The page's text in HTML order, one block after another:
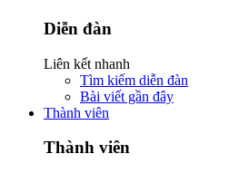
Diễn đàn
Liên kết nhanh
Tìm kiếm diễn đàn
Bài viết gần đây
Thành viên
Thành viên